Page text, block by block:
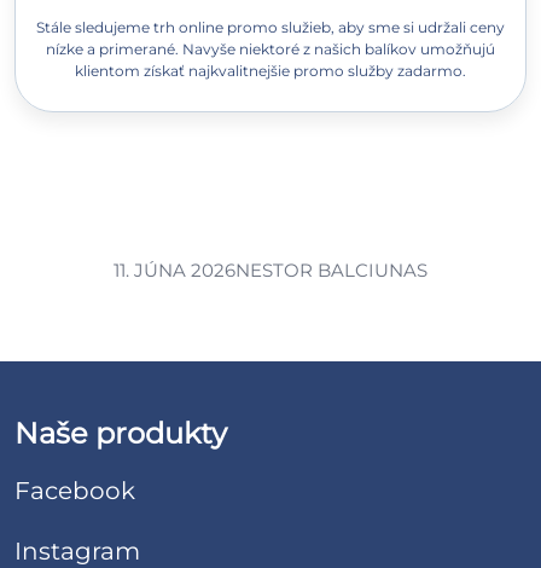
Stále sledujeme trh online promo služieb, aby sme si udržali ceny
nízke a primerané. Navyše niektoré z našich balíkov umožňujú
klientom získať najkvalitnejšie promo služby zadarmo.
11. JÚNA 2026NESTOR BALCIUNAS
Naše produkty
Facebook
Instagram